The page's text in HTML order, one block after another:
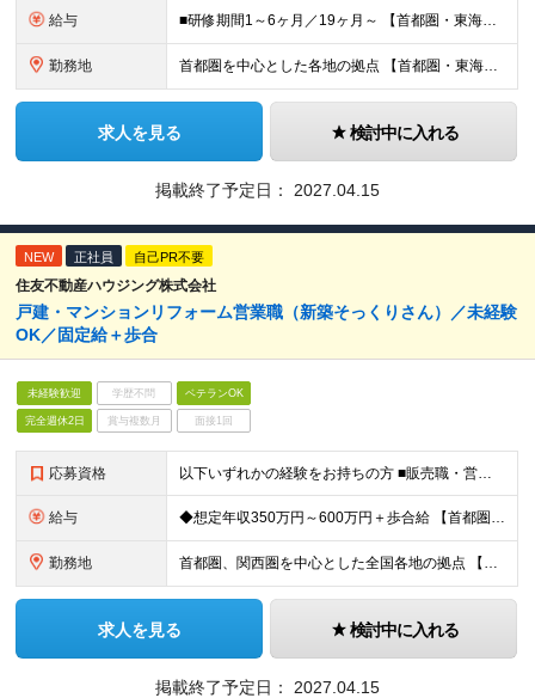
給与 ■研修期間1～6ヶ月／19ヶ月～ 【首都圏・東海・関西】 月給29万2千円～ (固定給25万円+定額歩合給4万2千円、固定残業手当月約58時間分9万2700円含む) 【その他】 月給27万1千円～
勤務地 首都圏を中心とした各地の拠点 【首都圏・東海・関西】 東京、千葉、埼玉、神奈川、茨城、愛知、三重、岐阜、静岡、大阪、京都、奈良、滋賀、兵庫 【その他】 栃木、群馬、北海道、宮城、新潟、岡山、広島、
求人を見る 検討中に入れる
掲載終了予定日： 2027.04.15
NEW 正社員 自己PR不要
住友不動産ハウジング株式会社
戸建・マンションリフォーム営業職（新築そっくりさん）／未経験
OK／固定給＋歩合
未経験歓迎 学歴不問 ベテランOK
完全週休2日 賞与複数月 面接1回
応募資格 以下いずれかの経験をお持ちの方 ■販売職・営業職での顧客への提案経験をお持ちの方 ■建築関連の知識をお持ちの方
給与 ◆想定年収350万円～600万円＋歩合給 【首都圏・東海・関西】 月給29.2万円～ （固定給25万円＋定額歩合給4万2千円、固定残業手当月約57時間分9万2700円含む） 【その他】 月給27.
勤務地 首都圏、関西圏を中心とした全国各地の拠点 【首都圏・東海・関西】 東京、千葉、埼玉、神奈川、茨城、愛知、三重、岐阜、静岡、大阪、京都、奈良、滋賀、兵庫 【その他】 栃木、群馬、北海道、宮城、新潟、
求人を見る 検討中に入れる
掲載終了予定日： 2027.04.15